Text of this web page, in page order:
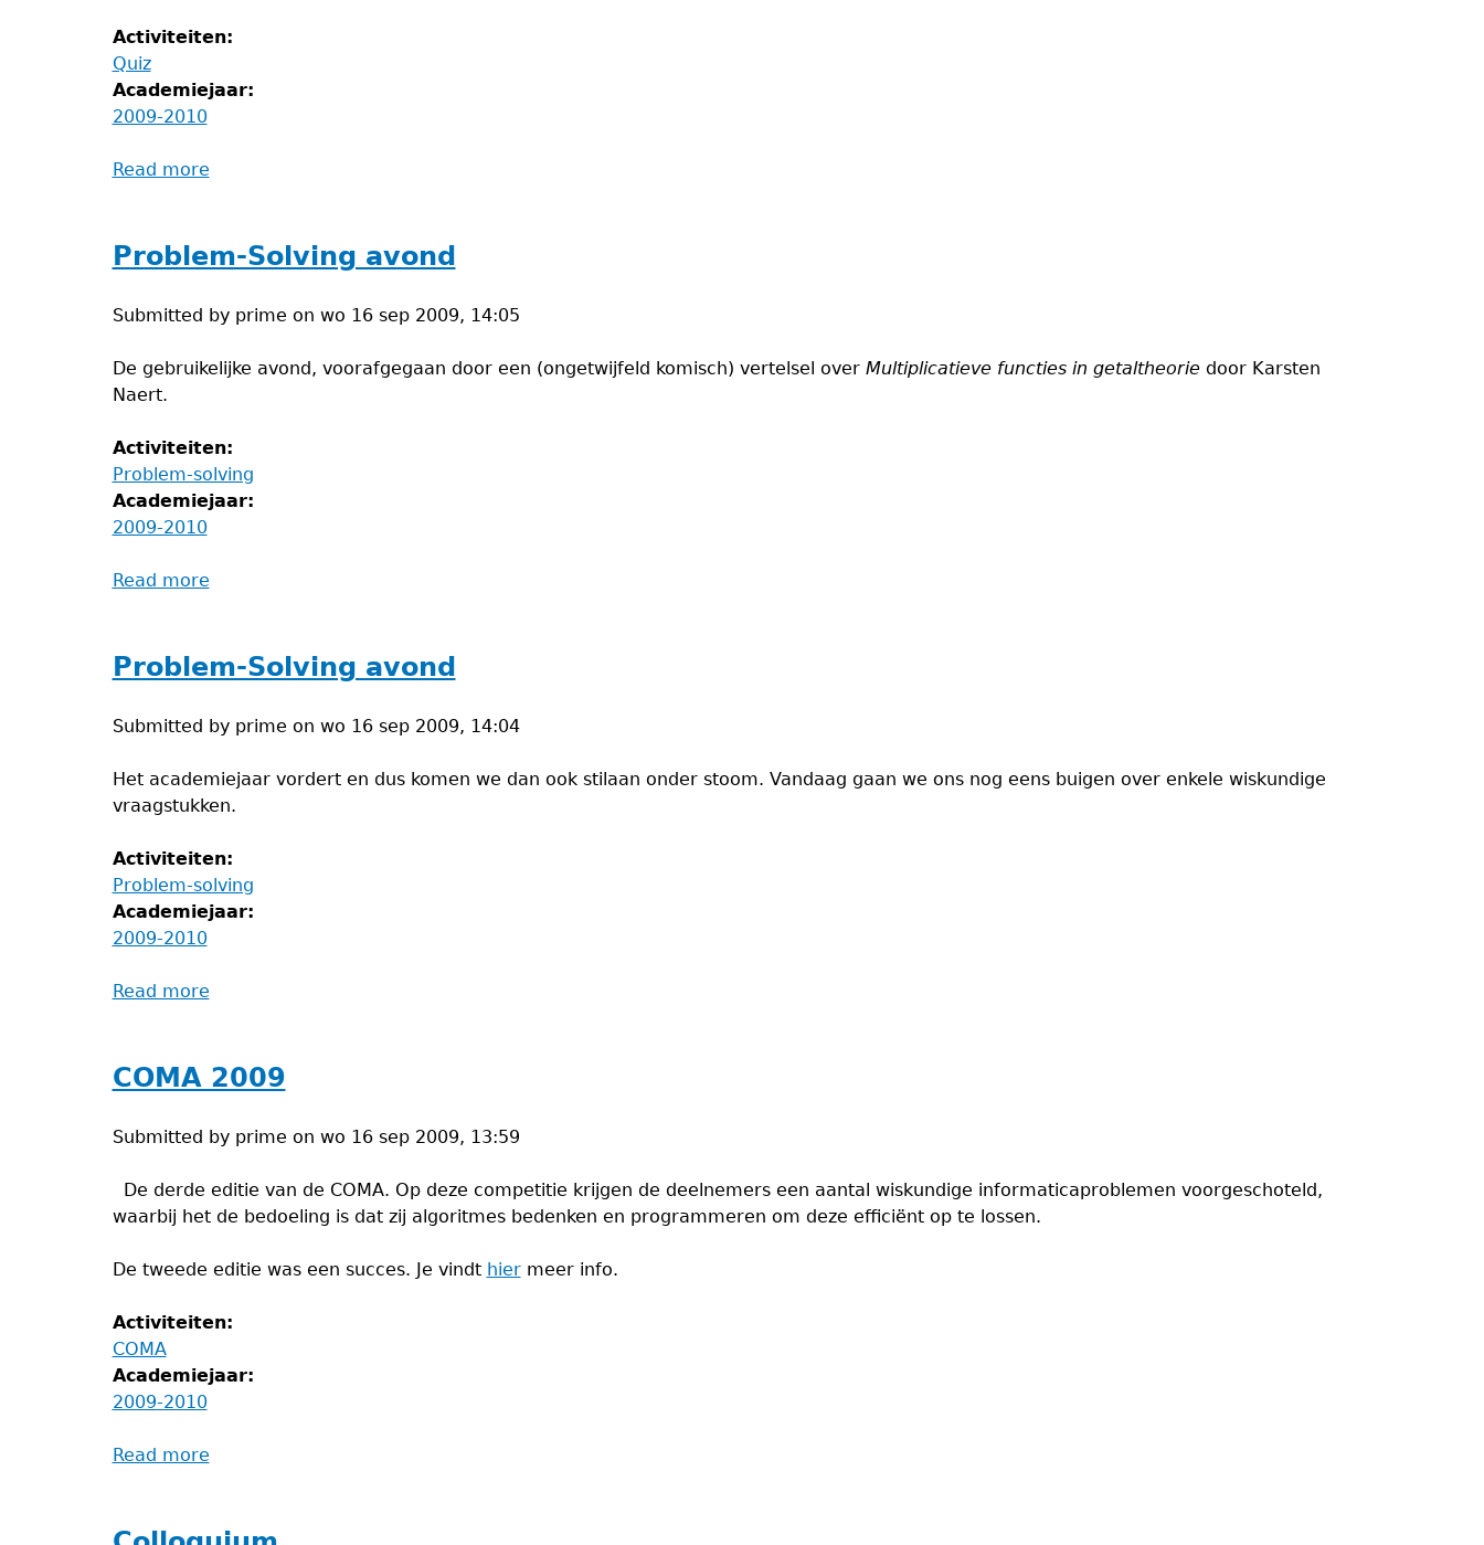
Activiteiten:
Quiz
Academiejaar:
2009-2010
Read more
Problem-Solving avond
Submitted by prime on wo 16 sep 2009, 14:05
De gebruikelijke avond, voorafgegaan door een (ongetwijfeld komisch) vertelsel over Multiplicatieve functies in getaltheoriedoor Karsten
Naert.
Activiteiten:
Problem-solving
Academiejaar:
2009-2010
Read more
avond
Problem-Solving avond
Submitted by prime on wo 16 sep 2009, 14:04
Het academiejaar vordert en dus komen we dan ook stilaan onder stoom. Vandaag gaan we ons nog eens buigen over enkele wiskundige
vraagstukken.
Activiteiten:
Problem-solving
Academiejaar:
2009-2010
Read more
avond
COMA 2009
Submitted by prime on wo 16 sep 2009, 13:59
De derde editie van de COMA. Op deze competitie krijgen de deelnemers een aantal wiskundige informaticaproblemen voorgeschoteld,
waarbij het de bedoeling is dat zij algoritmes bedenken en programmeren om deze efficiënt op te lossen.
De tweede editie was een succes. Je vindt hiermeer info.
Activiteiten:
COMA
Academiejaar:
2009-2010
Read more